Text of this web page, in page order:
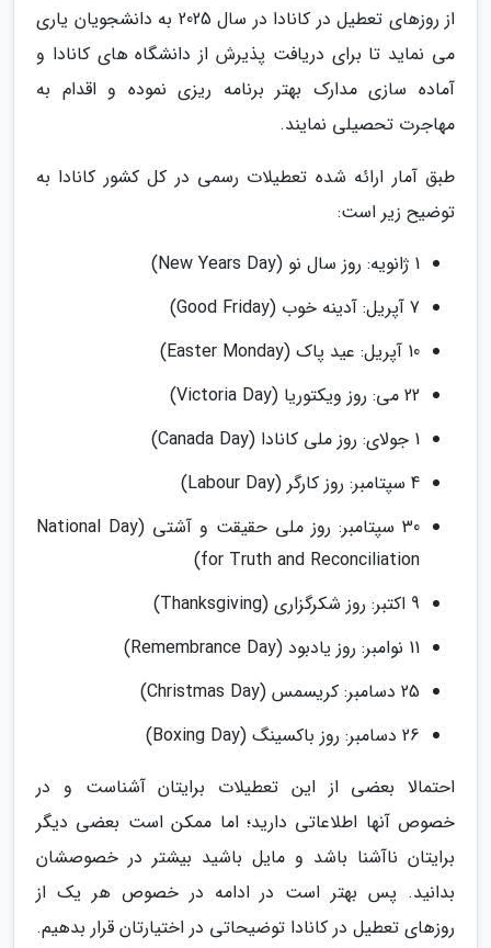
از روزهای تعطیل در کانادا در سال 2025 به دانشجویان یاری
می نماید تا برای دریافت پذیرش از دانشگاه های کانادا و
آماده سازی مدارک بهتر برنامه ریزی نموده و اقدام به
مهاجرت تحصیلی نمایند.
طبق آمار ارائه شده تعطیلات رسمی در کل کشور کانادا به
توضیح زیر است:
1 ژانویه: روز سال نو (New Years Day)
7 آپریل: آدینه خوب (Good Friday)
10 آپریل: عید پاک (Easter Monday)
22 می: روز ویکتوریا (Victoria Day)
1 جولای: روز ملی کانادا (Canada Day)
4 سپتامبر: روز کارگر (Labour Day)
30 سپتامبر: روز ملی حقیقت و آشتی (National Day
for Truth and Reconciliation)
9 اکتبر: روز شکرگزاری (Thanksgiving)
11 نوامبر: روز یادبود (Remembrance Day)
25 دسامبر: کریسمس (Christmas Day)
26 دسامبر: روز باکسینگ (Boxing Day)
احتمالا بعضی از این تعطیلات برایتان آشناست و در
خصوص آنها اطلاعاتی دارید؛ اما ممکن است بعضی دیگر
برایتان ناآشنا باشد و مایل باشید بیشتر در خصوصشان
بدانید. پس بهتر است در ادامه در خصوص هر یک از
روزهای تعطیل در کانادا توضیحاتی در اختیارتان قرار بدهیم.